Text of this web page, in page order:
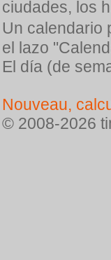
ciudades, los
Un calendario
el lazo
El día (de
Nouveau,
© 2008-2026